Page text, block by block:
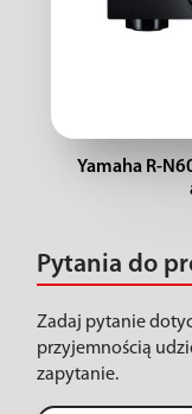
Yamaha R-
Pytania do
Zadaj pytanie
przyjemnością
zapytanie.